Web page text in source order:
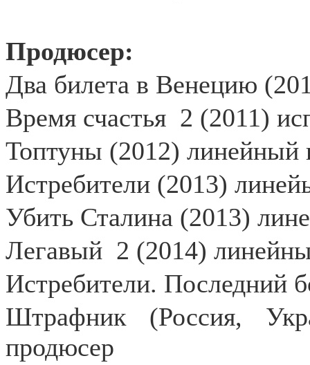
Продюсер:
Два билета в Венецию
Время счастья 2 (2011)
Топтуны (2012) линейный
Истребители (2013)
Убить Сталина (2013)
Легавый 2 (2014)
Истребители. Последний
Штрафник (Россия,
продюсер